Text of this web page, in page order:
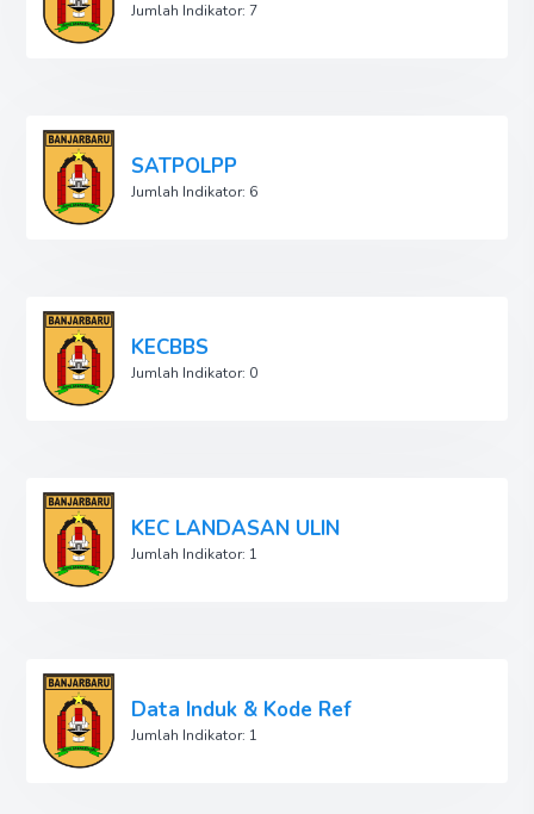
Jumlah Indikator: 7
SATPOLPP
Jumlah Indikator: 6
KECBBS
Jumlah Indikator: 0
KEC LANDASAN ULIN
Jumlah Indikator: 1
Data Induk & Kode Ref
Jumlah Indikator: 1